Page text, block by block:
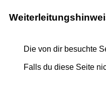
Die von dir besuchte
Falls du diese Seite